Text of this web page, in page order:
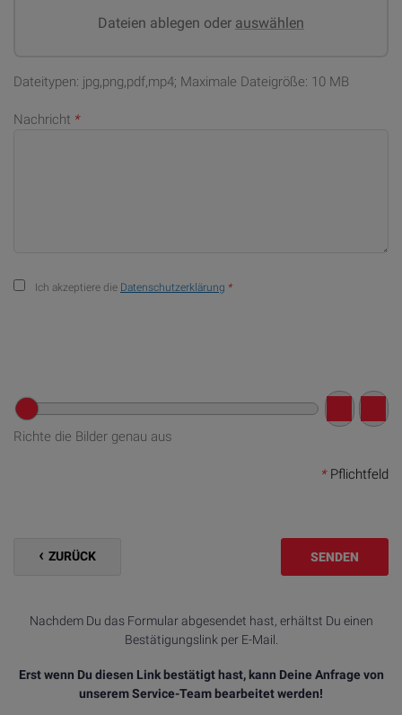
Dateien ablegen oder auswählen
Dateitypen: jpg,png,pdf,mp4; Maximale Dateigröße: 10 MB
Nachricht *
Ich akzeptiere die Datenschutzerklärung *
Richte die Bilder genau aus
*Pflichtfeld
ZURÜCK SENDEN
Nachdem Du das Formular abgesendet hast, erhältst Du einen
Bestätigungslink per E-Mail.
Erst wenn Du diesen Link bestätigt hast, kann Deine Anfrage von
unserem Service-Team bearbeitet werden!